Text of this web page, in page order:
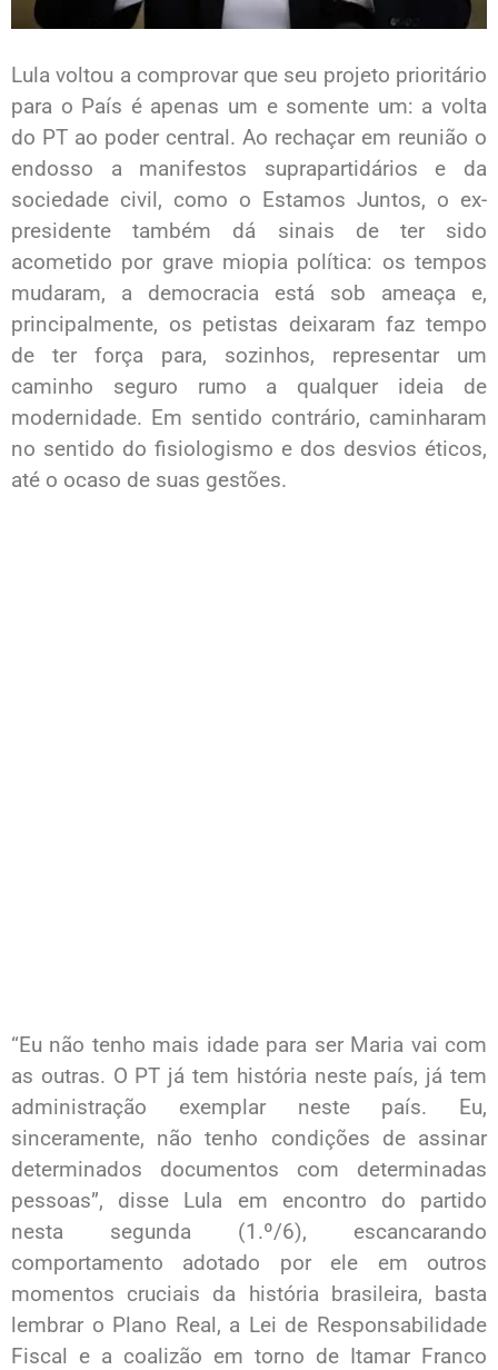
Lula voltou a comprovar que seu projeto prioritário
para o País é apenas um e somente um: a volta
do PT ao poder central. Ao rechaçar em reunião o
endosso a manifestos suprapartidários e da
sociedade civil, como o Estamos Juntos, o ex-
presidente também dá sinais de ter sido
acometido por grave miopia política: os tempos
mudaram, a democracia está sob ameaça e,
principalmente, os petistas deixaram faz tempo
de ter força para, sozinhos, representar um
caminho seguro rumo a qualquer ideia de
modernidade. Em sentido contrário, caminharam
no sentido do fisiologismo e dos desvios éticos,
até o ocaso de suas gestões.
“Eu não tenho mais idade para ser Maria vai com
as outras. O PT já tem história neste país, já tem
administração exemplar neste país. Eu,
sinceramente, não tenho condições de assinar
determinados documentos com determinadas
pessoas”, disse Lula em encontro do partido
nesta segunda (1.º/6), escancarando
comportamento adotado por ele em outros
momentos cruciais da história brasileira, basta
lembrar o Plano Real, a Lei de Responsabilidade
Fiscal e a coalizão em torno de Itamar Franco